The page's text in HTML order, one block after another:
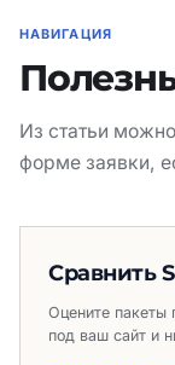
НАВИГАЦИЯ
Из статьи
форме заявки,
Сравнить
Оцените пакеты
под ваш сайт и